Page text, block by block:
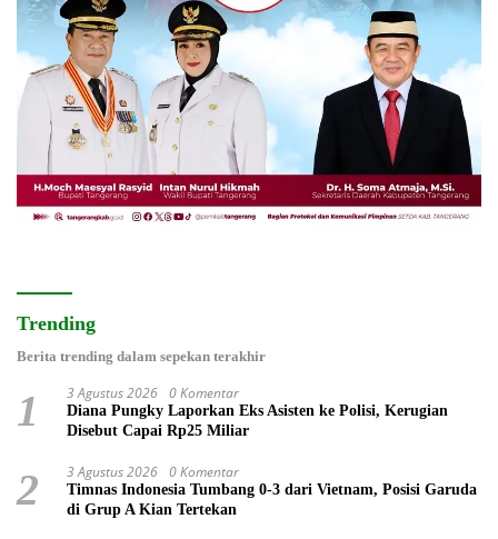
Trending
Berita trending dalam sepekan terakhir
1 3 Agustus 2026 0 Komentar
Diana Pungky Laporkan Eks Asisten ke Polisi, Kerugian
Disebut Capai Rp25 Miliar
2 3 Agustus 2026 0 Komentar
Timnas Indonesia Tumbang 0-3 dari Vietnam, Posisi Garuda
di Grup A Kian Tertekan